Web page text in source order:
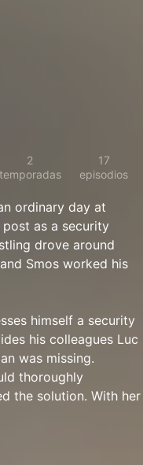
2
temporadas
17
episodios
ordinary day at
post as a security
drove around
Smos worked his
himself a security
his colleagues Luc
was missing.
thoroughly
the solution. With her